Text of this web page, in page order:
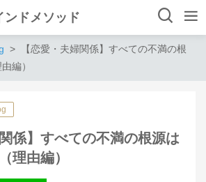
ンドメソッド
【恋愛・夫婦関係】すべての不満の根
編）
係】すべての不満の根源は
理由編）